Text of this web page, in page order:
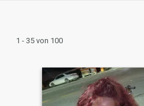
1 - 35 von 100